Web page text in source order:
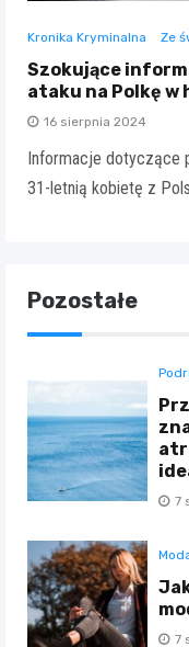
Kronika Kryminalna Ze
Szokujące
ataku na Polkę w
16 sierpnia 2024
Informacje dotyczące
31-letnią kobietę z
Pozostałe
7
7